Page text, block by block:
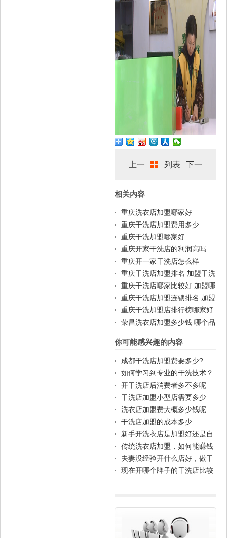
上一
篇
列表 下一
相关内容
重庆洗衣店加盟哪家好
重庆干洗店加盟费用多少
重庆干洗加盟哪家好
重庆开家干洗店的利润高吗
重庆开一家干洗店怎么样
重庆干洗店加盟排名 加盟干洗
店一般费用
重庆干洗店哪家比较好 加盟哪
家好
重庆干洗店加盟连锁排名 加盟
赚钱吗
重庆干洗加盟店排行榜哪家好
荣昌洗衣店加盟多少钱 哪个品
你可能感兴趣的内容
成都干洗店加盟费要多少?
如何学习到专业的干洗技术？
开干洗店后消费者多不多呢
干洗店加盟小型店需要多少
钱？
洗衣店加盟费大概多少钱呢
干洗店加盟的成本多少
新手开洗衣店是加盟好还是自
己开好?加盟干洗店要注意什
么?
传统洗衣店加盟，如何能赚钱
那???
夫妻没经验开什么店好，做干
洗店加盟怎么样。
现在开哪个牌子的干洗店比较